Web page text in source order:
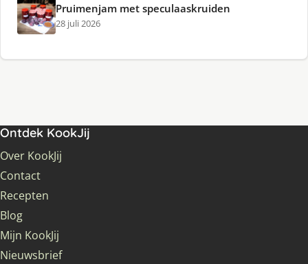
Pruimenjam met speculaaskruiden
28 juli 2026
Ontdek KookJij
Over KookJij
Contact
Recepten
Blog
Mijn KookJij
Nieuwsbrief